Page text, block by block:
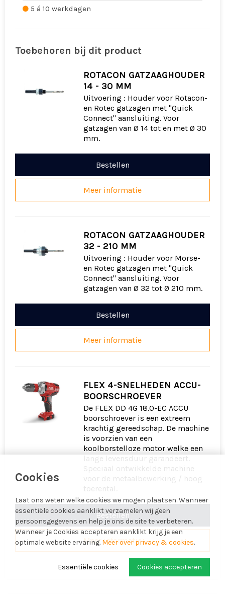
Cookies
Laat ons weten welke cookies we mogen plaatsen. Wanneer
essentiële cookies aanklikt verzamelen wij geen
persoonsgegevens en help je ons de site te verbeteren.
Wanneer je Cookies accepteren aanklikt krijg je een
optimale website ervaring.Meer over privacy & cookies.
Cookies accepteren
Essentiële cookies
5 á 10 werkdagen
Toebehoren bij dit product
ROTACON GATZAAGHOUDER
14 - 30 MM
Uitvoering : Houder voor Rotacon-
en Rotec gatzagen met "Quick
Connect" aansluiting. Voor
gatzagen van Ø 14 tot en met Ø 30
mm.
Bestellen
Meer informatie
ROTACON GATZAAGHOUDER
32 - 210 MM
Uitvoering : Houder voor Morse-
en Rotec gatzagen met "Quick
Connect" aansluiting. Voor
gatzagen van Ø 32 tot Ø 210 mm.
Bestellen
Meer informatie
FLEX 4-SNELHEDEN ACCU-
BOORSCHROEVER
De FLEX DD 4G 18.0-EC ACCU
boorschroever is een extreem
krachtig gereedschap. De machine
is voorzien van een
koolborstelloze motor welke een
lange levensduur garandeert.
Speciaal ontwikkelde machine
voor de metaalbewerking / hoog
toerental.
Bestellen
Meer informatie